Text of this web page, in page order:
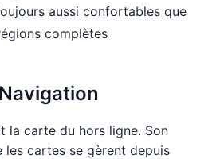
aussi confortables que
complètes
la carte du hors ligne. Son
cartes se gèrent depuis